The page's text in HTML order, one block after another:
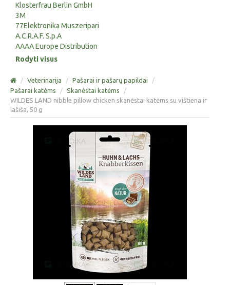
Klosterfrau Berlin GmbH
3M
77Elektronika Muszeripari
A.C.R.A.F. S.p.A
AAAA Europe Distribution
Rodyti visus
/ Veterinarija / Pašarai ir pašarų papildai
/
Pašarai katėms
/ Skanėstai katėms
/
WILDES LAND nibble pillow chicken skanėstai katėms su vištiena ir
lašiša, 50 g